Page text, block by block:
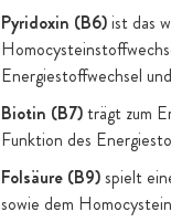
Pyridoxin (B6)ist das
Energiestoffwechsel
Biotin (B7)trägt zum
Funktion des
Folsäure (B9)spielt
sowie dem